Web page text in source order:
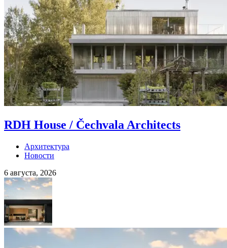
RDH House / Čechvala Architects
Архитектура
Новости
6 августа, 2026